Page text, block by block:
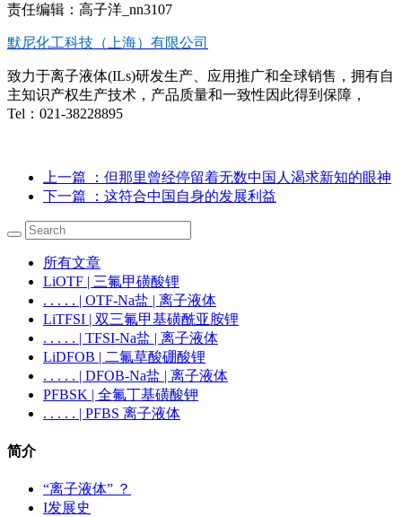
责任编辑：高子洋_nn3107
默尼化工科技（上海）有限公司
致力于离子液体(ILs)研发生产、应用推广和全球销售，拥有自
主知识产权生产技术，产品质量和一致性因此得到保障，
Tel：021-38228895
上一篇
：但那里曾经停留着无数中国人渴求新知的眼神
下一篇
：这符合中国自身的发展利益
所有文章
LiOTF | 三氟甲磺酸锂
. . . . . | OTF-Na盐 | 离子液体
LiTFSI | 双三氟甲基磺酰亚胺锂
. . . . . | TFSI-Na盐 | 离子液体
LiDFOB | 二氟草酸硼酸锂
. . . . . | DFOB-Na盐 | 离子液体
PFBSK | 全氟丁基磺酸钾
. . . . . | PFBS 离子液体
简介
“离子液体” ？
I发展史